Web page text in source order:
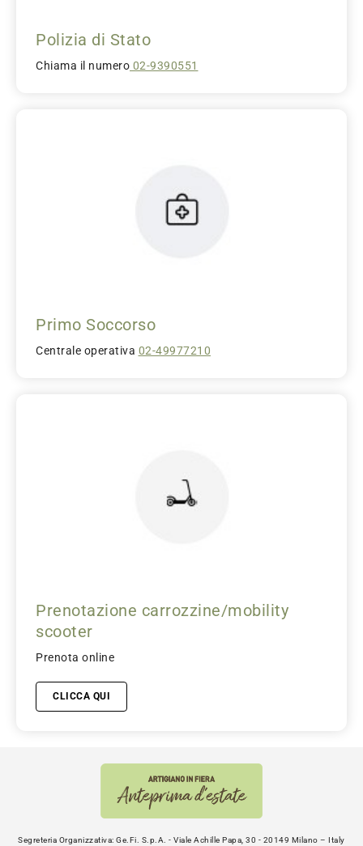
Polizia di Stato
Chiama il numero 02-9390551
Primo Soccorso
Centrale operativa 02-49977210
Prenotazione carrozzine/mobility
scooter
Prenota online
CLICCA QUI
Segreteria Organizzativa: Ge.Fi. S.p.A. - Viale Achille Papa, 30 - 20149 Milano – Italy